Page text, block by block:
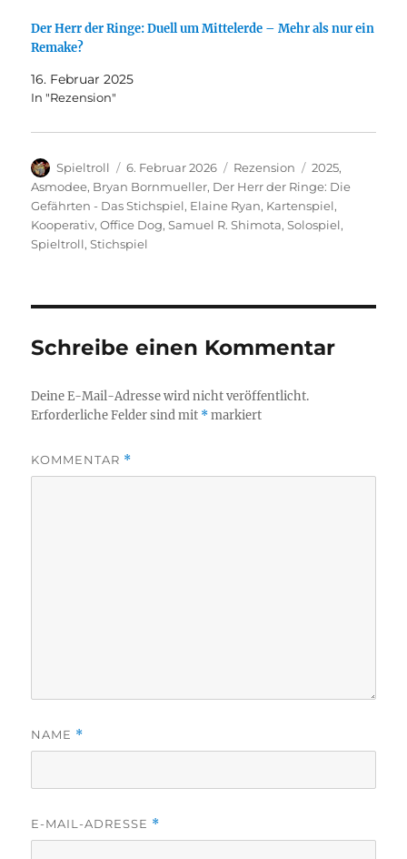
Der Herr der Ringe: Duell um Mittelerde – Mehr als nur ein
Remake?
16. Februar 2025
In "Rezension"
Autor
Spieltroll
Veröffentlicht
am
6. Februar 2026 Kategorien
Rezension Schlagwörter
2025,
Asmodee, Bryan Bornmueller, Der Herr der Ringe: Die
Gefährten - Das Stichspiel, Elaine Ryan, Kartenspiel,
Kooperativ,Office Dog,Samuel R. Shimota,Solospiel,
Spieltroll,Stichspiel
Schreibe einen Kommentar
Deine E-Mail-Adresse wird nicht veröffentlicht.
Erforderliche Felder sind mit *markiert
KOMMENTAR *
NAME *
E-MAIL-ADRESSE *